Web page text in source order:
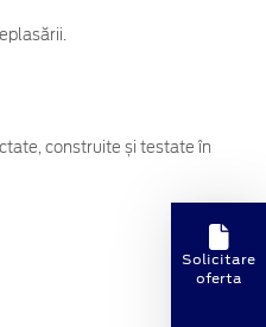
construite și testate în
Solicitare
oferta